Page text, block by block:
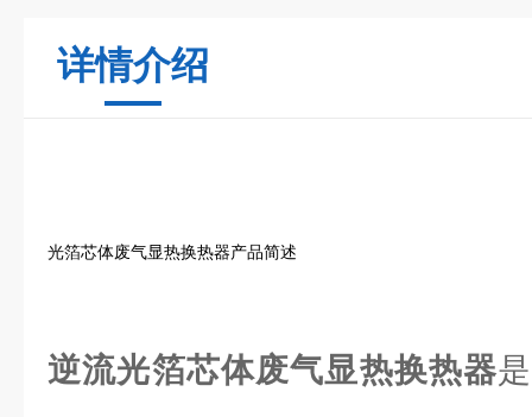
详情介绍
光箔芯体废气显热换热器产品简述
逆流光箔芯体废气显热换热器